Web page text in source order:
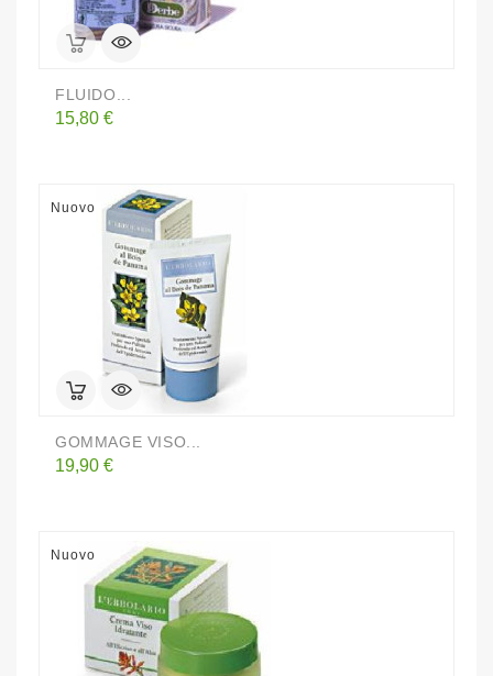
FLUIDO...
Prezzo
15,80 €
Nuovo
GOMMAGE VISO...
Prezzo
19,90 €
Nuovo